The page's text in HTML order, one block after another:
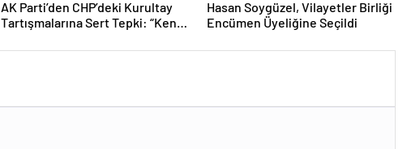
AK Parti’den CHP’deki Kurultay
Tartışmalarına Sert Tepki: “Kendi
Örtmeye Çalışmasınlar”
Hasan Soygüzel, Vilayetler Birliği
Encümen Üyeliğine Seçildi